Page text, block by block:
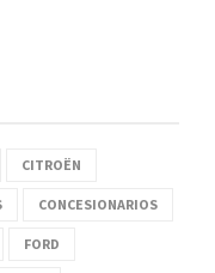
CITROËN
CONCESIONARIOS
FORD